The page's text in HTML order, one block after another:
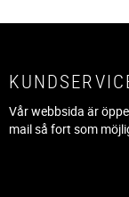
Vår webbsida är
mail så fort som